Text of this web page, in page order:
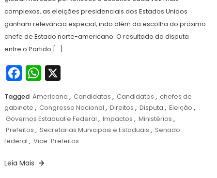
complexos, as eleições presidenciais dos Estados Unidos
ganham relevância especial, indo além da escolha do próximo
chefe de Estado norte-americano. O resultado da disputa
entre o Partido […]
Facebook
WhatsApp
X
Tagged Americana , Candidatas , Candidatos , chefes de
gabinete , Congresso Nacional , Direitos , Disputa , Eleição ,
Governos Estadual e Federal , Impactos , Ministérios ,
Prefeitos , Secretarias Municipais e Estaduais , Senado
federal , Vice-Prefeitos
Leia Mais